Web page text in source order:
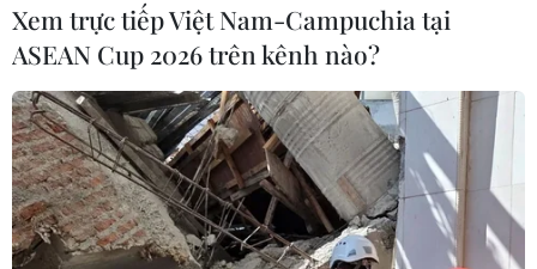
Xem trực tiếp Việt Nam-Campuchia tại
ASEAN Cup 2026 trên kênh nào?